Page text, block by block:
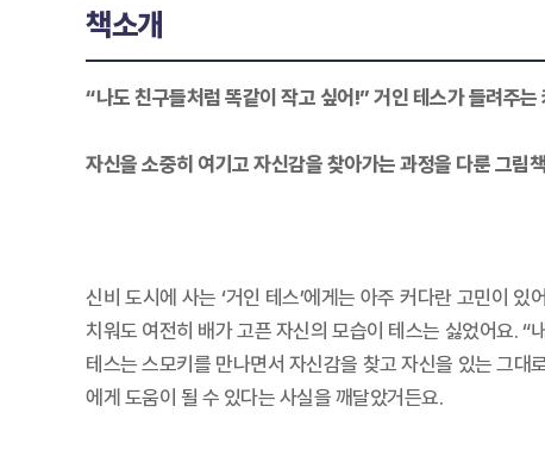
책소개
“나도 친구들처럼 똑같이 작고 싶어!” 거인 테스가 들려주는
자신을 소중히 여기고 자신감을 찾아가는 과정을 다룬 그림책
신비 도시에 사는 ‘거인 테스’에게는 아주 커다란 고민이
치워도 여전히 배가 고픈 자신의 모습이 테스는 싫었어요.
테스는 스모키를 만나면서 자신감을 찾고 자신을 있는 그
에게 도움이 될 수 있다는 사실을 깨달았거든요.